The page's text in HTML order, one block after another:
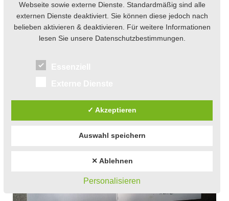
Ich bedanke mich bei der tollen Gruppe für die
gemeinsame Zeit und den Applaus zum Abschluss!
Kommt gut nach Hause und gerne wieder!
Webseite sowie externe Dienste. Standardmäßig sind alle
externen Dienste deaktiviert. Sie können diese jedoch nach
belieben aktivieren & deaktivieren. Für weitere Informationen
lesen Sie unsere Datenschutzbestimmungen.
✓ Akzeptieren
Auswahl speichern
✕ Ablehnen
Personalisieren